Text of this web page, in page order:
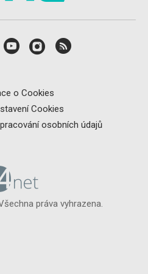
o Cookies
Cookies
osobních údajů
práva vyhrazena.